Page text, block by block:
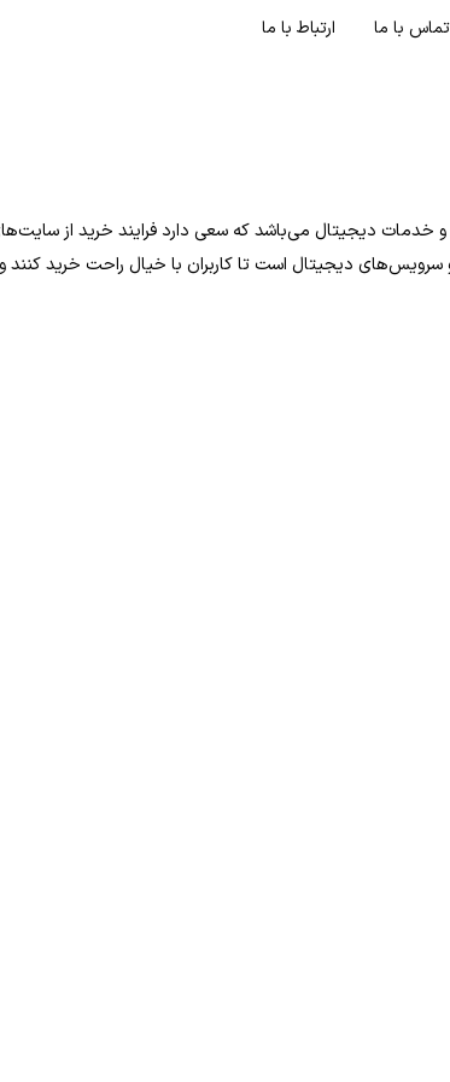
تماس با ما ارتباط با ما
دیجیتال می‌باشد که سعی دارد فرایند خرید از سایت‌های
دیجیتال است تا کاربران با خیال راحت خرید کنند